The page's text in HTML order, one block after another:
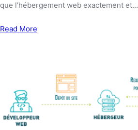
que l’hébergement web exactement et…
Read More